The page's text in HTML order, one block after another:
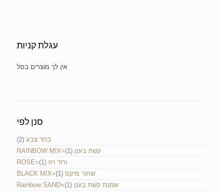
עגלת קניות
סנן לפי
בחר צבע (2)
RAINBOW MIX=קשת בענן (1)
ROSE=ורוד רוז (1)
BLACK MIX=שחור מיקס (1)
Rainbow SAND=שמנת קשת בענן (1)